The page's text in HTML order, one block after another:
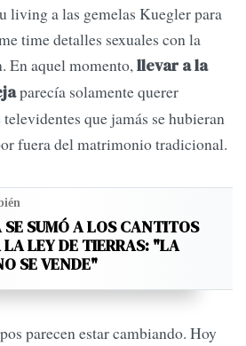
living a las gemelas Kuegler para
time detalles sexuales con la
En aquel momento,llevar a la
parecía solamente querer
que jamás se hubieran
fuera del matrimonio tradicional.
SUMÓ A LOS CANTITOS
LEY DE TIERRAS: "LA
SE VENDE"
parecen estar cambiando. Hoy